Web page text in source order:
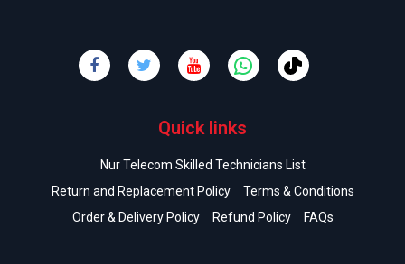
Quick links
Nur Telecom Skilled Technicians List
Return and Replacement Policy
Terms & Conditions
Order & Delivery Policy
Refund Policy FAQs